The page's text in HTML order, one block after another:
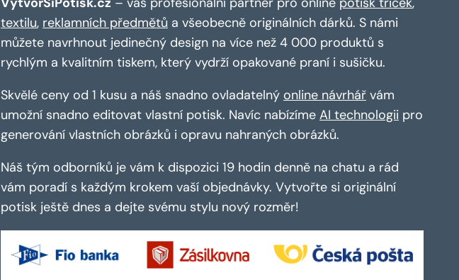
textilu, reklamních předmětů a všeobecně originálních dárků. S námi
můžete navrhnout jedinečný design na více než 4 000 produktů s
rychlým a kvalitním tiskem, který vydrží opakované praní i sušičku.
Skvělé ceny od 1 kusu a náš snadno ovladatelný online návrhář vám
umožní snadno editovat vlastní potisk. Navíc nabízíme AI technologii pro
generování vlastních obrázků i opravu nahraných obrázků.
Náš tým odborníků je vám k dispozici 19 hodin denně na chatu a rád
vám poradí s každým krokem vaší objednávky. Vytvořte si originální
potisk ještě dnes a dejte svému stylu nový rozměr!